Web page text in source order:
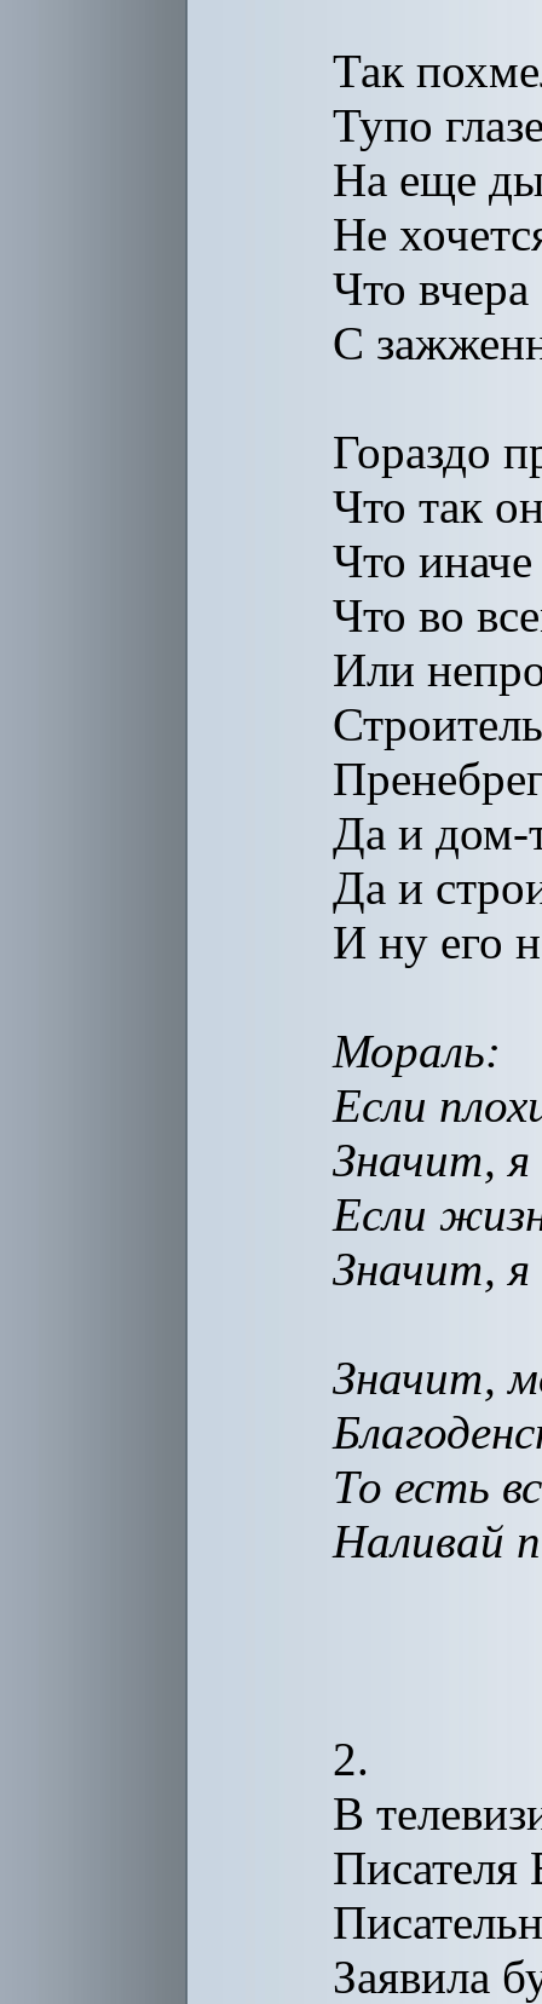
Так
Тупо
На еще
Не
Что
С
Гораздо
Что так
Что
Что во
Или
Да и дом-
Да и
И ну его
Мораль:
Если
Значит,
Если
Значит, я
Значит,
То есть
Наливай
2.
В
Писателя
Заявила